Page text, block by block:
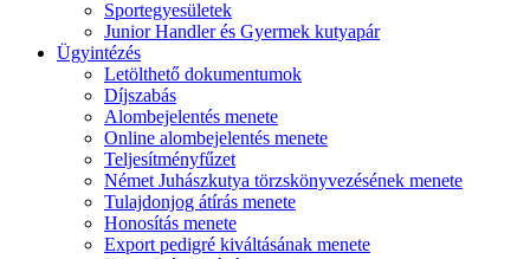
Sportegyesületek
Junior Handler és Gyermek kutyapár
Ügyintézés
Letölthető dokumentumok
Díjszabás
Alombejelentés menete
Online alombejelentés menete
Teljesítményfűzet
Német Juhászkutya törzskönyvezésének menete
Tulajdonjog átírás menete
Honosítás menete
Export pedigré kiváltásának menete